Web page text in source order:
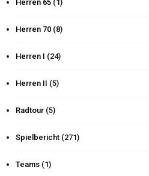
Herren 65 (1)
Herren 70 (8)
Herren I (24)
Herren II (5)
Radtour (5)
Spielbericht (271)
Teams (1)